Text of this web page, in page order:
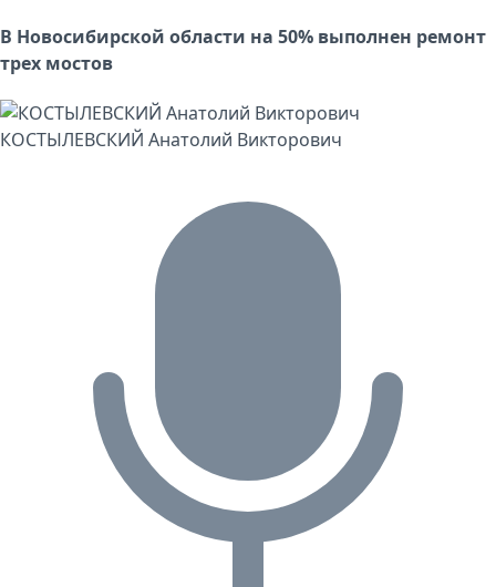
В Новосибирской области на 50% выполнен ремонт
трех мостов
КОСТЫЛЕВСКИЙ Анатолий Викторович